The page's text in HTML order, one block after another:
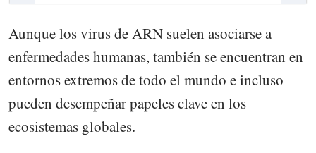
Aunque los virus de ARN suelen asociarse a
enfermedades humanas, también se encuentran en
entornos extremos de todo el mundo e incluso
pueden desempeñar papeles clave en los
ecosistemas globales.